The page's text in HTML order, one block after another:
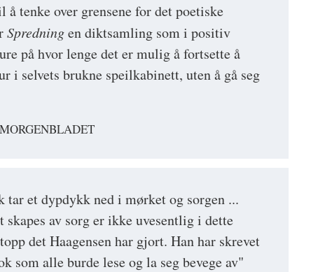
tenke over grensene for det poetiske
Spredningen diktsamling som i positiv
på hvor lenge det er mulig å fortsette å
i selvets brukne speilkabinett, uten å gå seg
tar et dypdykk ned i mørket og sorgen ...
skapes av sorg er ikke uvesentlig i dette
det Haagensen har gjort. Han har skrevet
som alle burde lese og la seg bevege av"